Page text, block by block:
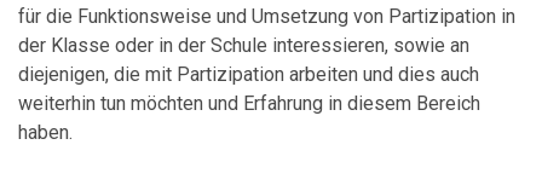
für die Funktionsweise und Umsetzung von Partizipation in
der Klasse oder in der Schule interessieren, sowie an
diejenigen, die mit Partizipation arbeiten und dies auch
weiterhin tun möchten und Erfahrung in diesem Bereich
haben.